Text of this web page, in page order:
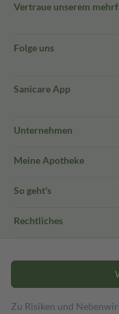
Vertraue unserem
Folge uns
Sanicare App
Unternehmen
Meine Apotheke
So geht's
Rechtliches
Zu Risiken und